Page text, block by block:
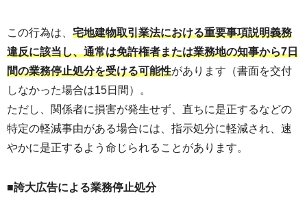
この行為は、 宅地建物取引業法における重要事項説明義務
違反に該当し、通常は免許権者または業務地の知事から7日
間の業務停止処分を受ける可能性があります（書面を交付
しなかった場合は15日間）。
ただし、関係者に損害が発生せず、直ちに是正するなどの
特定の軽減事由がある場合には、指示処分に軽減され、速
やかに是正するよう命じられることがあります。
■誇大広告による業務停止処分